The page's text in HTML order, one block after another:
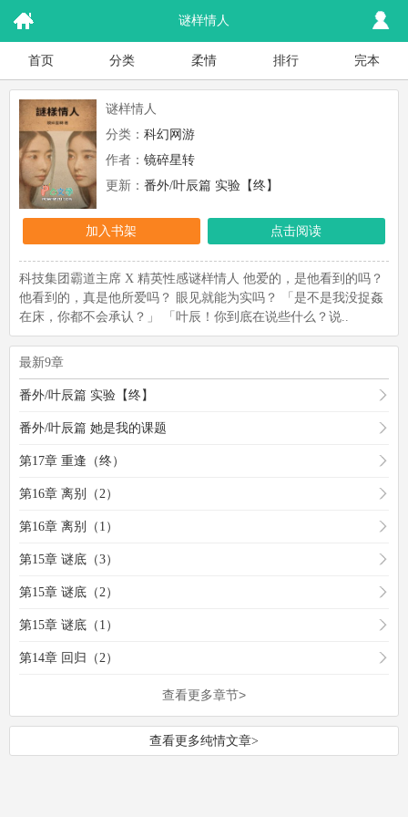
谜样情人
首页 分类 柔情 排行 完本
谜样情人
分类：科幻网游
作者：镜碎星转
更新：番外/叶辰篇 实验【终】
加入书架 点击阅读
科技集团霸道主席 X 精英性感谜样情人 他爱的，是他看到的吗？
他看到的，真是他所爱吗？ 眼见就能为实吗？ 「是不是我没捉姦
在床，你都不会承认？」 「叶辰！你到底在说些什么？说..
最新9章
番外/叶辰篇 实验【终】
番外/叶辰篇 她是我的课题
第17章 重逢（终）
第16章 离别（2）
第16章 离别（1）
第15章 谜底（3）
第15章 谜底（2）
第15章 谜底（1）
第14章 回归（2）
查看更多章节>
查看更多纯情文章>